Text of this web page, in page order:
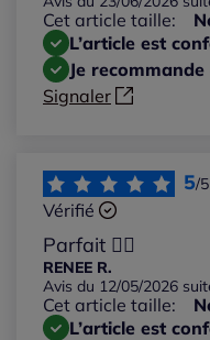
Notes les plus
Notes les plus basses
Cet article taille:
L’article est
Je
Signaler
5/5
Vérifié
Parfait 👍🏽
RENEE R.
Avis du 12/05/2026
Cet article taille:
L’article est